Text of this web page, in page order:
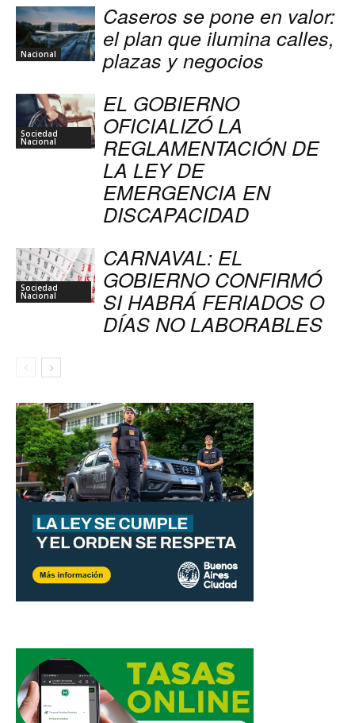
Nacional
Caseros se pone en valor:
el plan que ilumina calles,
plazas y negocios
Sociedad
Nacional
EL GOBIERNO
OFICIALIZÓ LA
REGLAMENTACIÓN DE
LA LEY DE
EMERGENCIA EN
DISCAPACIDAD
Sociedad
Nacional
CARNAVAL: EL
GOBIERNO CONFIRMÓ
SI HABRÁ FERIADOS O
DÍAS NO LABORABLES